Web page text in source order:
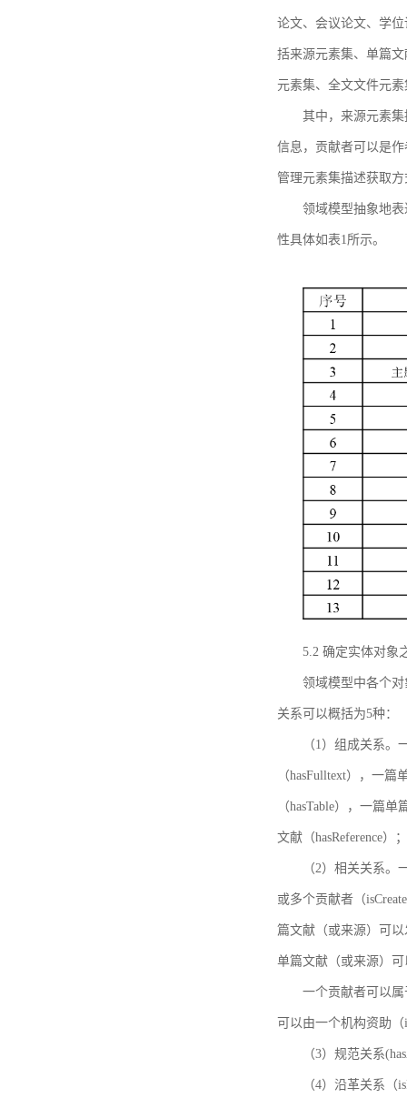
论文、会议论文、学
括来源元素集、单篇
元素集、全文文件元
其中，来源元素
信息，贡献者可以是
管理元素集描述获取
领域模型抽象地
性具体如表1所示。
5.2 确定实体对象
领域模型中各个
关系可以概括为5种：
（1）组成关系
（hasFulltext），一
（hasTable），一篇
文献（hasReference）；
（2）相关关系
或多个贡献者（
篇文献（或来源）可
单篇文献（或来源）可
一个贡献者可以
可以由一个机构资助（
（3）规范关系
（4）沿革关系